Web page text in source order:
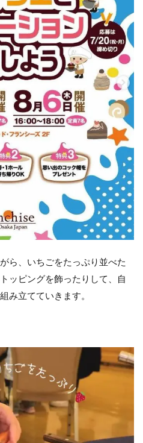
ら、いちごをたっぷり並べた
ッピングを飾ったりして、自
み立てていきます。